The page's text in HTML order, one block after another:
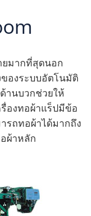
มากที่สุดนอก
องระบบอัตโนมัติ
านบวกช่วยให้
องทอผ้าแร็ปมีข้อ
รถทอผ้าได้มากถึง
ผ้าหลัก